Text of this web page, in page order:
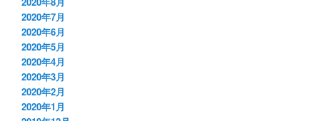
2020年7月
2020年6月
2020年5月
2020年4月
2020年3月
2020年2月
2020年1月